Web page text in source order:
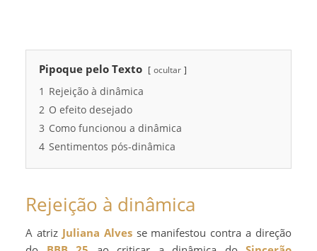
Pipoque pelo Texto ocultar
1 Rejeição à dinâmica
2 O efeito desejado
3 Como funcionou a dinâmica
4 Sentimentos pós-dinâmica
Rejeição à dinâmica
A atriz Juliana Alvesse manifestou contra a direção